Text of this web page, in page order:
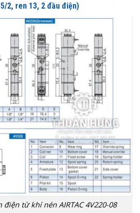
2, ren 13, 2 đầu điện)
từ khí nén AIRTAC 4V220-08